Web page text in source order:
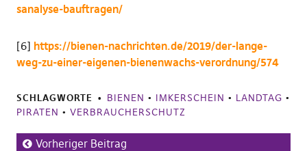
sanalyse-bauftragen/
[6] https://bienen-nachrichten.de/2019/der-lange-
weg-zu-einer-eigenen-bienenwachs-verordnung/574
SCHLAGWORTE BIENEN • IMKERSCHEIN • LANDTAG •
PIRATEN • VERBRAUCHERSCHUTZ
Vorheriger Beitrag